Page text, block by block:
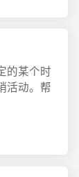
的某个时
活动。帮